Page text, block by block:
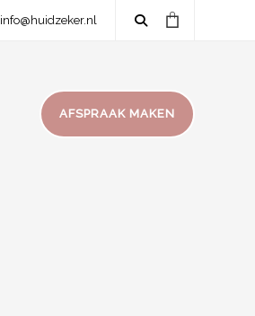
info@huidzeker.nl
AFSPRAAK MAKEN